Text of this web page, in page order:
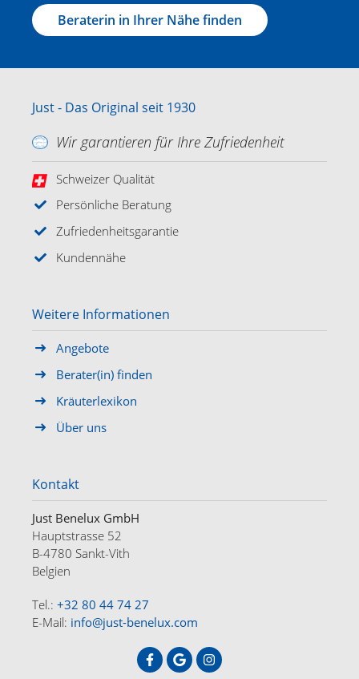
ANGEBOTE ÜBER UNS
Beraterin in Ihrer Nähe finden
Just - Das Original seit 1930
Wir garantieren für Ihre Zufriedenheit
Schweizer Qualität
Persönliche Beratung
Zufriedenheitsgarantie
Kundennähe
Weitere Informationen
Angebote
Berater(in) finden
Kräuterlexikon
Über uns
Kontakt
Just Benelux GmbH
Hauptstrasse 52
B-4780 Sankt-Vith
Belgien
Tel.: +32 80 44 74 27
E-Mail: info@just-benelux.com